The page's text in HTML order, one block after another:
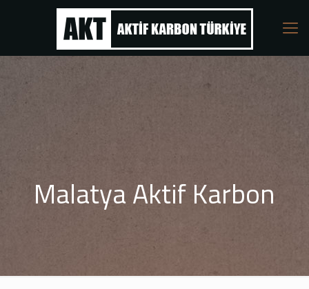
Malatya Aktif Karbon